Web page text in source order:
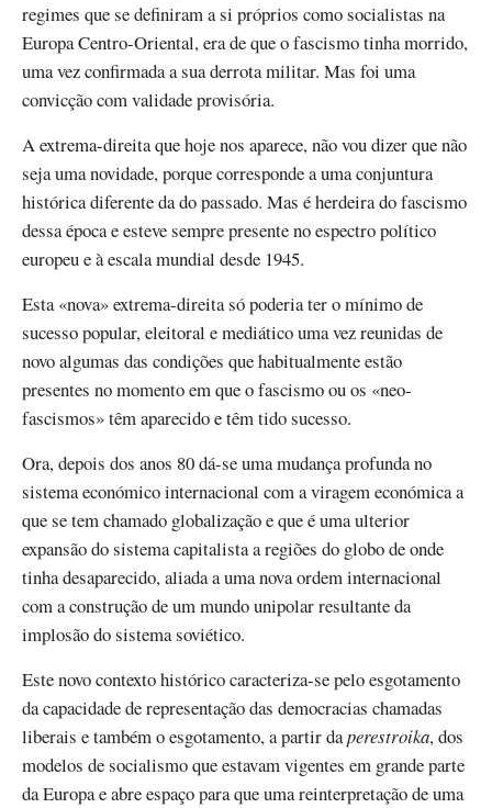
regimes que se definiram a si próprios como socialistas na
Europa Centro-Oriental, era de que o fascismo tinha morrido,
uma vez confirmada a sua derrota militar. Mas foi uma
convicção com validade provisória.
A extrema-direita que hoje nos aparece, não vou dizer que não
seja uma novidade, porque corresponde a uma conjuntura
histórica diferente da do passado. Mas é herdeira do fascismo
dessa época e esteve sempre presente no espectro político
europeu e à escala mundial desde 1945.
Esta «nova» extrema-direita só poderia ter o mínimo de
sucesso popular, eleitoral e mediático uma vez reunidas de
novo algumas das condições que habitualmente estão
presentes no momento em que o fascismo ou os «neo-
fascismos» têm aparecido e têm tido sucesso.
Ora, depois dos anos 80 dá-se uma mudança profunda no
sistema económico internacional com a viragem económica a
que se tem chamado globalização e que é uma ulterior
expansão do sistema capitalista a regiões do globo de onde
tinha desaparecido, aliada a uma nova ordem internacional
com a construção de um mundo unipolar resultante da
implosão do sistema soviético.
Este novo contexto histórico caracteriza-se pelo esgotamento
da capacidade de representação das democracias chamadas
liberais e também o esgotamento, a partir daperestroika, dos
modelos de socialismo que estavam vigentes em grande parte
da Europa e abre espaço para que uma reinterpretação de uma